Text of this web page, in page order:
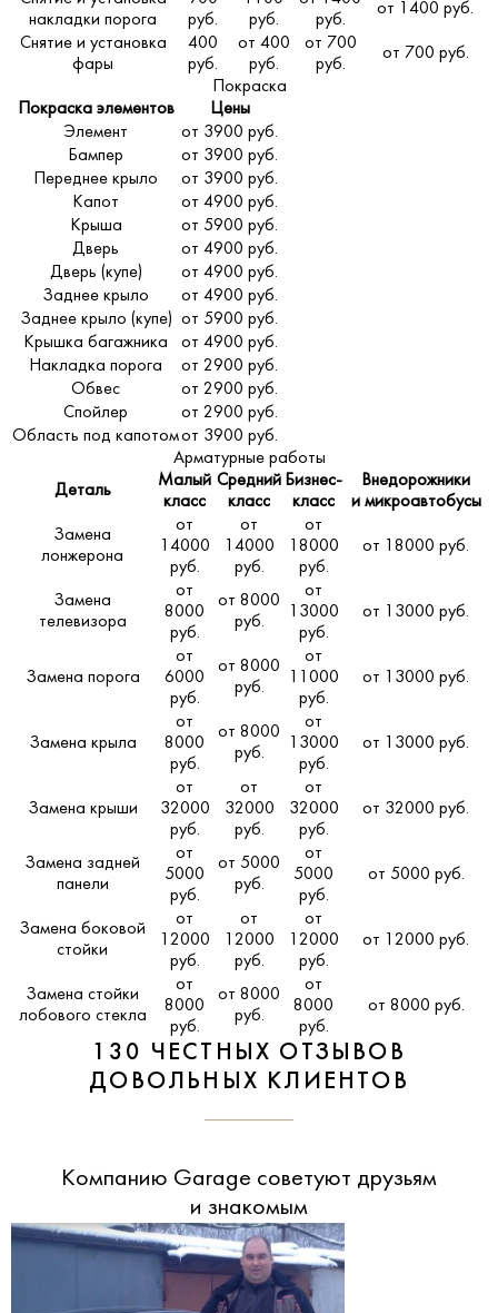
накладки порога
руб.
руб.
руб.
от 1400 руб.
Снятие и установка
фары
400
руб.
от 400
руб.
от 700
руб.
от 700 руб.
Покраска
Покраска элементов
Цены
Элемент
от 3900 руб.
Бампер
от 3900 руб.
Переднее крыло
от 3900 руб.
Капот
от 4900 руб.
Крыша
от 5900 руб.
Дверь
от 4900 руб.
Дверь (купе)
от 4900 руб.
Заднее крыло
от 4900 руб.
Заднее крыло (купе) от 5900 руб.
Крышка багажника
от 4900 руб.
Накладка порога
от 2900 руб.
Обвес
от 2900 руб.
Спойлер
от 2900 руб.
Область под капотомот 3900 руб.
Арматурные работы
Деталь
Малый
класс
Средний
класс
Бизнес-
класс
Внедорожники
и микроавтобусы
Замена
лонжерона
от
14000
руб.
от
14000
руб.
от
18000
руб.
от 18000 руб.
Замена
телевизора
от
8000
руб.
от 8000
руб.
от
13000
руб.
от 13000 руб.
Замена порога
от
6000
руб.
от 8000
руб.
от
11000
руб.
от 13000 руб.
Замена крыла
от
8000
руб.
от 8000
руб.
от
13000
руб.
от 13000 руб.
Замена крыши
от
32000
руб.
от
32000
руб.
от
32000
руб.
от 32000 руб.
Замена задней
панели
от
5000
руб.
от 5000
руб.
от
5000
руб.
от 5000 руб.
Замена боковой
стойки
от
12000
руб.
от
12000
руб.
от
12000
руб.
от 12000 руб.
Замена стойки
лобового стекла
от
8000
руб.
от 8000
руб.
от
8000
руб.
от 8000 руб.
130 ЧЕСТНЫХ ОТЗЫВОВ
ДОВОЛЬНЫХ КЛИЕНТОВ
Компанию Garage советуют друзьям
и знакомым